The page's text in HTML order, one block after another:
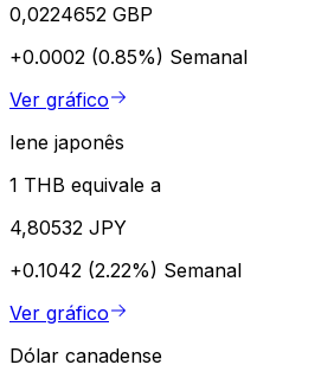
0,0224652 GBP
+0.0002 (0.85%) Semanal
Ver gráfico
Iene japonês
1 THB equivale a
4,80532 JPY
+0.1042 (2.22%) Semanal
Ver gráfico
Dólar canadense